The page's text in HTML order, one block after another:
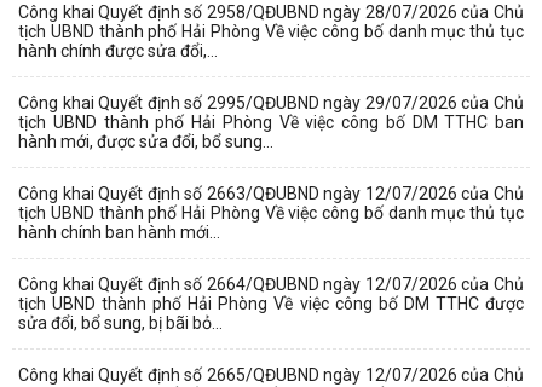
Công khai Quyết định số 2958/QĐUBND ngày 28/07/2026 của Chủ
tịch UBND thành phố Hải Phòng Về việc công bố danh mục thủ tục
hành chính được sửa đổi,...
Công khai Quyết định số 2995/QĐUBND ngày 29/07/2026 của Chủ
tịch UBND thành phố Hải Phòng Về việc công bố DM TTHC ban
hành mới, được sửa đổi, bổ sung...
Công khai Quyết định số 2663/QĐUBND ngày 12/07/2026 của Chủ
tịch UBND thành phố Hải Phòng Về việc công bố danh mục thủ tục
hành chính ban hành mới...
Công khai Quyết định số 2664/QĐUBND ngày 12/07/2026 của Chủ
tịch UBND thành phố Hải Phòng Về việc công bố DM TTHC được
sửa đổi, bổ sung, bị bãi bỏ...
Công khai Quyết định số 2665/QĐUBND ngày 12/07/2026 của Chủ